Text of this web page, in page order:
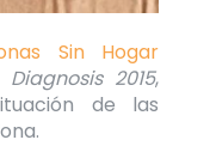
Sin Hogar
Diagnosis 2015,
de las